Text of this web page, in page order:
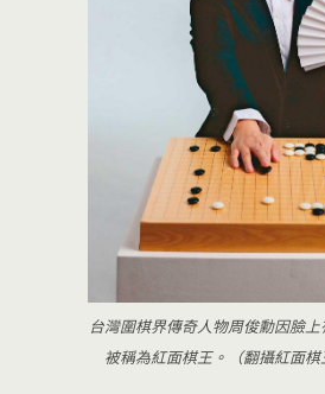
台灣圍棋界傳奇人物周俊勳因臉上
被稱為紅面棋王。（翻攝紅面棋